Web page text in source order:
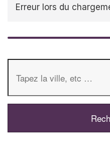
Erreur lors du